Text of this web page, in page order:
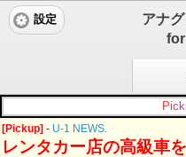
アナ
for
設定
Pic k
[Pickup] - U-1 NEWS.
レンタカー店の高級車